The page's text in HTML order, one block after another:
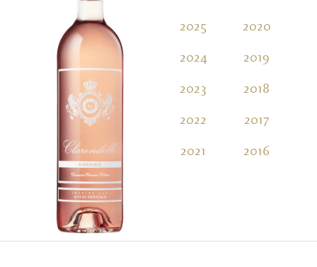
2025
2024
2023
2022
2021
2020
2019
2018
2017
2016